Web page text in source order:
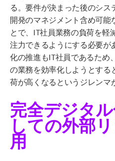
る。要件が決まった後のシス
開発のマネジメント含め可能
とで、IT社員業務の負荷を軽
注力できるようにする必要
化の推進もIT社員であるため
の業務を効率化しようとす
荷が高くなるというジレンマ
完全デジタ
しての外部
用